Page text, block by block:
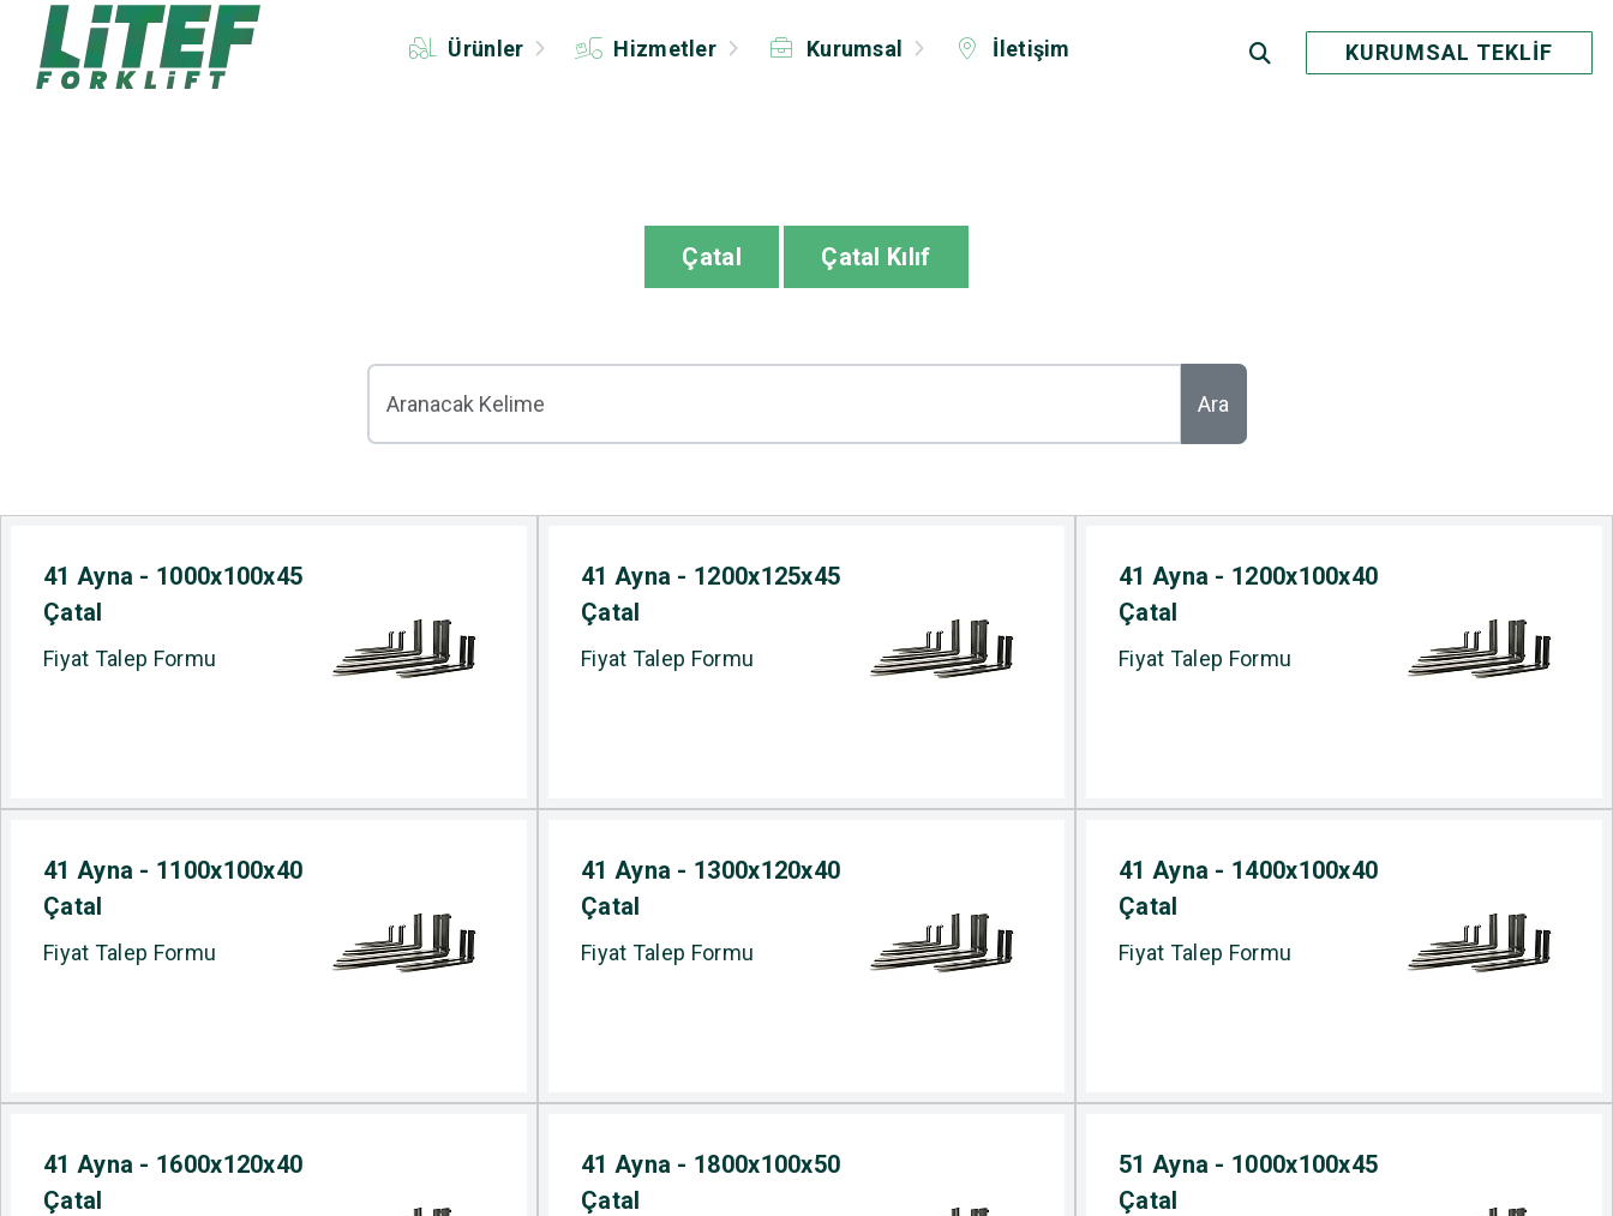
Ürünler Hizmetler Kurumsal İletişim KURUMSAL TEKLİF
Çatal Çatal Kılıf
Ara
41 Ayna - 1000x100x45
Çatal
Fiyat Talep Formu
41 Ayna - 1200x125x45
Çatal
Fiyat Talep Formu
41 Ayna - 1200x100x40
Çatal
Fiyat Talep Formu
41 Ayna - 1100x100x40
Çatal
Fiyat Talep Formu
41 Ayna - 1300x120x40
Çatal
Fiyat Talep Formu
41 Ayna - 1400x100x40
Çatal
Fiyat Talep Formu
41 Ayna - 1600x120x40
Çatal
41 Ayna - 1800x100x50
Çatal
51 Ayna - 1000x100x45
Çatal